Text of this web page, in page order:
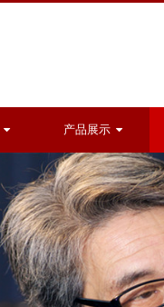
产品展示